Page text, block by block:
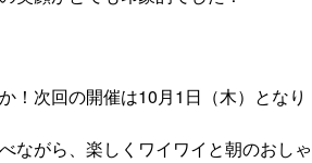
！次回の開催は10月1日（木）となり
ながら、楽しくワイワイと朝のおしゃ